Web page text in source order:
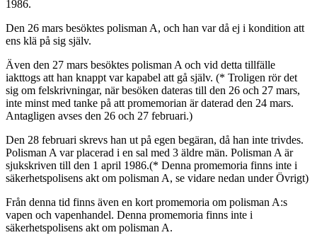
1986.
Den 26 mars besöktes polisman A, och han var då ej i kondition att
ens klä på sig själv.
Även den 27 mars besöktes polisman A och vid detta tillfälle
iakttogs att han knappt var kapabel att gå själv. (* Troligen rör det
sig om felskrivningar, när besöken dateras till den 26 och 27 mars,
inte minst med tanke på att promemorian är daterad den 24 mars.
Antagligen avses den 26 och 27 februari.)
Den 28 februari skrevs han ut på egen begäran, då han inte trivdes.
Polisman A var placerad i en sal med 3 äldre män. Polisman A är
sjukskriven till den 1 april 1986.(* Denna promemoria finns inte i
säkerhetspolisens akt om polisman A, se vidare nedan under Övrigt)
Från denna tid finns även en kort promemoria om polisman A:s
vapen och vapenhandel. Denna promemoria finns inte i
säkerhetspolisens akt om polisman A.